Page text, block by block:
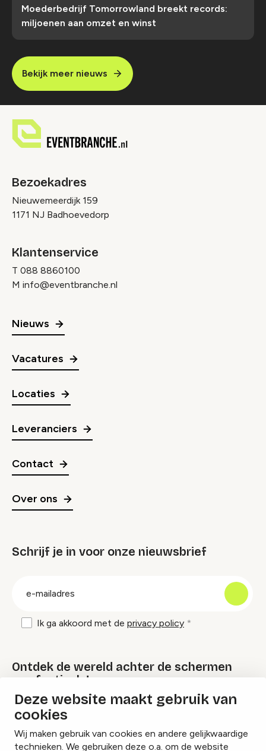
Deze website maakt gebruik van
cookies
Wij maken gebruik van cookies en andere gelijkwaardige
technieken. We gebruiken deze o.a. om de website
Moederbedrijf Tomorrowland breekt records:
miljoenen aan omzet en winst
Bekijk meer nieuws
Bezoekadres
Nieuwemeerdijk 159
1171 NJ Badhoevedorp
Klantenservice
T 088 8860100
M info@eventbranche.nl
Nieuws
Vacatures
Locaties
Leveranciers
Contact
Over ons
Schrijf je in voor onze nieuwsbrief
Ik ga akkoord met de privacy policy
Ontdek de wereld achter de schermen
van festivals!
Lees onze Festival Specials